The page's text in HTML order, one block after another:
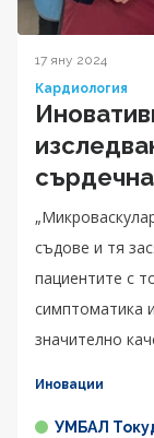
17 яну 2024
Кардиология
съдове и тя
пациентите с
симптоматика
значително
Иновации
УМБАЛ